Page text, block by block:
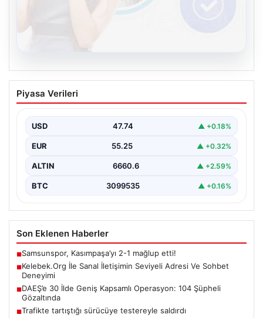
08.08.2026
Kelebek.Org İle Sanal İletişimin Seviyeli
Adresi Ve Sohbet Deneyimi
kurması büyük bir önem ifade etmektedir. Güncel…
Piyasa Verileri
USD 47.74 ▲ +0.18%
EUR 55.25 ▲ +0.32%
ALTIN 6660.6 ▲ +2.59%
BTC 3099535 ▲ +0.16%
Son Eklenen Haberler
■Samsunspor, Kasımpaşa’yı 2-1 mağlup etti!
■Kelebek.Org İle Sanal İletişimin Seviyeli Adresi Ve Sohbet
Deneyimi
■DAEŞ’e 30 İlde Geniş Kapsamlı Operasyon: 104 Şüpheli
Gözaltında
■Trafikte tartıştığı sürücüye testereyle saldırdı